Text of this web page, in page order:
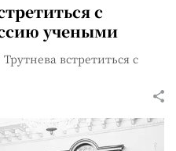
с
учеными
встретиться с